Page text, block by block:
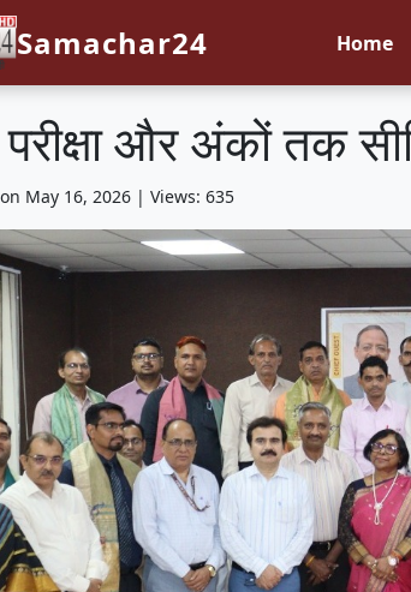
Samachar24 Home
परीक्षा और अंकों तक
May 16, 2026 | Views: 635